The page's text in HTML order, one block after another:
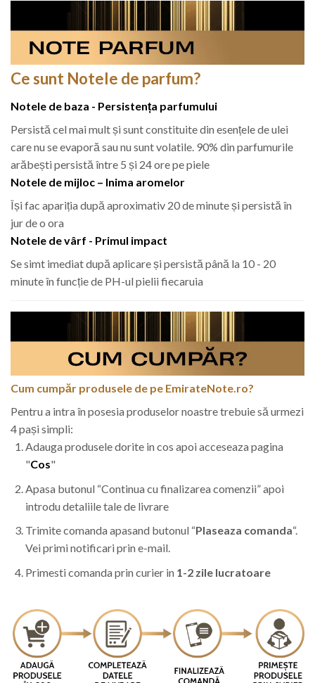
Ce sunt Notele de parfum?
Notele de baza - Persistența parfumului
Persistă cel mai mult și sunt constituite din esențele de ulei
care nu se evaporă sau nu sunt volatile. 90% din parfumurile
arăbești persistă între 5 și 24 ore pe piele
Notele de mijloc – Inima aromelor
Își fac apariția după aproximativ 20 de minute și persistă în
jur de o ora
Notele de vârf - Primul impact
Se simt imediat după aplicare și persistă până la 10 - 20
minute în funcție de PH-ul pielii fiecaruia
Cum cumpăr produsele de pe EmirateNote.ro?
Pentru a intra în posesia produselor noastre trebuie să urmezi
4 pași simpli:
Adauga produsele dorite in cos apoi acceseaza pagina
"Cos"
Apasa butonul “Continua cu finalizarea comenzii” apoi
introdu detaliile tale de livrare
Trimite comanda apasand butonul “Plaseaza comanda“.
Vei primi notificari prin e-mail.
Primesti comanda prin curier in 1-2 zile lucratoare